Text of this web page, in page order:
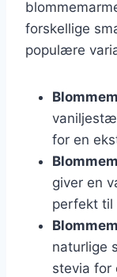
forskellige
populære
for en
giver en
perfekt
naturlige
stevia for